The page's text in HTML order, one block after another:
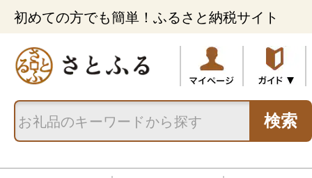
初めての方でも簡単！ふるさと納税サイト
検索